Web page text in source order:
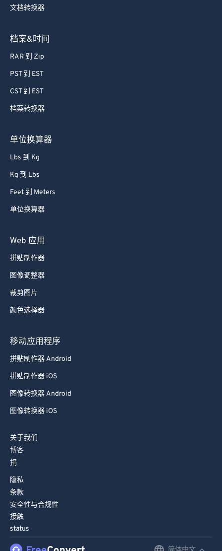
文档转换器
档案&时间
RAR 到 Zip
PST 到 EST
CST 到 EST
档案转换器
单位换算器
Lbs 到 Kg
Kg 到 Lbs
Feet 到 Meters
单位换算器
Web 应用
拼贴制作器
图像调整器
裁剪图片
颜色选择器
移动应用程序
拼贴制作器 Android
拼贴制作器 iOS
图像转换器 Android
图像转换器 iOS
关于我们
博客
捐
隐私
条款
安全性与合规性
接触
status